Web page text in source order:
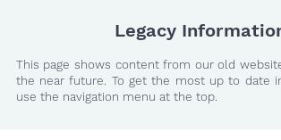
Legacy
This page shows content from our old
the near future. To get the most up to date
use the navigation menu at the top.